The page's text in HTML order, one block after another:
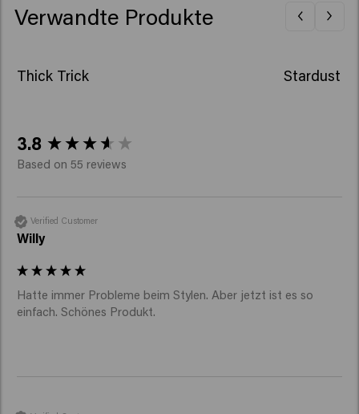
Verwandte Produkte
Thick Trick Stardust
3.8
Based on 55 reviews
Verified Customer
Willy
Hatte immer Probleme beim Stylen. Aber jetzt ist es so
einfach. Schönes Produkt.
New content loaded